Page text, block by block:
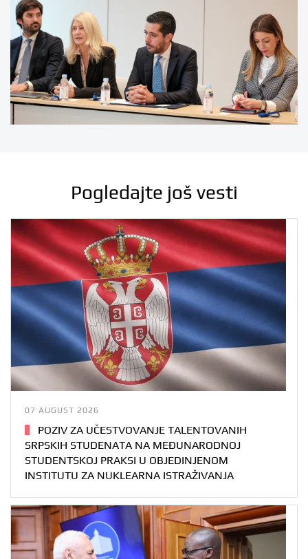
Pogledajte još vesti
07 AUGUST 2026
POZIV ZA UČESTVOVANJE TALENTOVANIH
SRPSKIH STUDENATA NA MEĐUNARODNOJ
STUDENTSKOJ PRAKSI U OBJEDINJENOM
INSTITUTU ZA NUKLEARNA ISTRAŽIVANJA